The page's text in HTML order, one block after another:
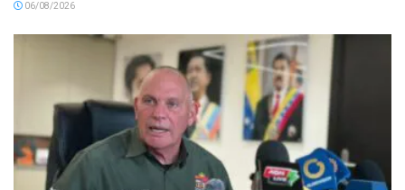
06/08/2026